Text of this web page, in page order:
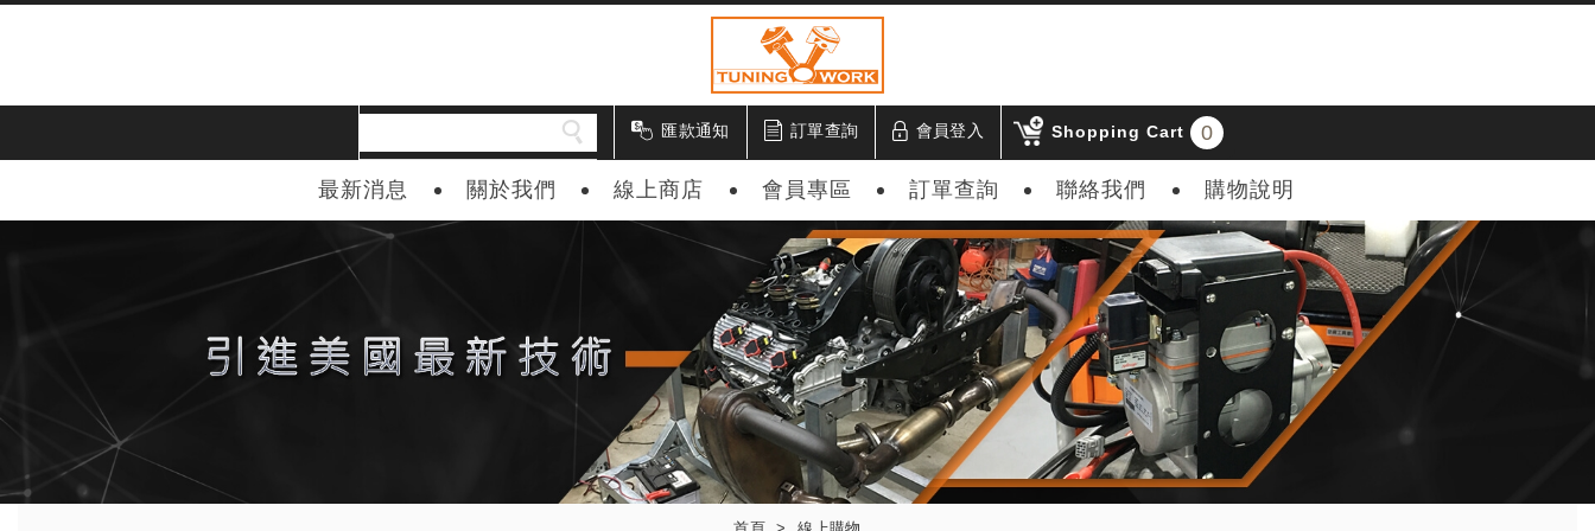
匯款通知 訂單查詢 會員登入 Shopping Cart 0
最新消息 關於我們 線上商店 會員專區 訂單查詢 聯絡我們 購物說明